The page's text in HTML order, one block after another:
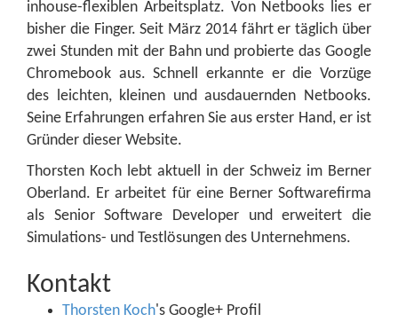
inhouse-flexiblen Arbeitsplatz. Von Netbooks lies er
bisher die Finger. Seit März 2014 fährt er täglich über
zwei Stunden mit der Bahn und probierte das Google
Chromebook aus. Schnell erkannte er die Vorzüge
des leichten, kleinen und ausdauernden Netbooks.
Seine Erfahrungen erfahren Sie aus erster Hand, er ist
Gründer dieser Website.
Thorsten Koch lebt aktuell in der Schweiz im Berner
Oberland. Er arbeitet für eine Berner Softwarefirma
als Senior Software Developer und erweitert die
Simulations- und Testlösungen des Unternehmens.
Kontakt
Thorsten Koch's Google+ Profil